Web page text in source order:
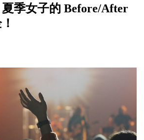
季女子的 Before/After